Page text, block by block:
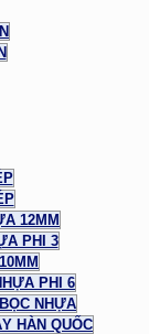
12MM
PHI 3
PHI 6
NHỰA
HÀN QUỐC